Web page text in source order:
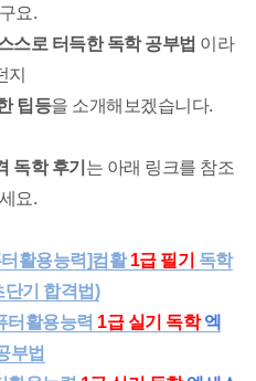
요.
스로 터득한 독학 공부법 이라
지
팁등을 소개해보겠습니다.
독학 후기 는 아래 링크를 참조
요.
터활용능력]컴활1급 필기 독학
단기 합격법)
터활용능력 1급 실기 독학 엑
부법